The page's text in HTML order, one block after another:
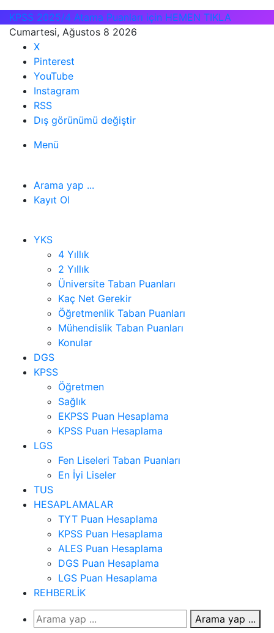
KPSS 2025/4 Atama Puanları için HEMEN TIKLA
Cumartesi, Ağustos 8 2026
X
Pinterest
YouTube
Instagram
RSS
Dış görünümü değiştir
Menü
Arama yap ...
Kayıt Ol
YKS
4 Yıllık
2 Yıllık
Üniversite Taban Puanları
Kaç Net Gerekir
Öğretmenlik Taban Puanları
Mühendislik Taban Puanları
Konular
DGS
KPSS
Öğretmen
Sağlık
EKPSS Puan Hesaplama
KPSS Puan Hesaplama
LGS
Fen Liseleri Taban Puanları
En İyi Liseler
TUS
HESAPLAMALAR
TYT Puan Hesaplama
KPSS Puan Hesaplama
ALES Puan Hesaplama
DGS Puan Hesaplama
LGS Puan Hesaplama
REHBERLİK
Arama yap ...